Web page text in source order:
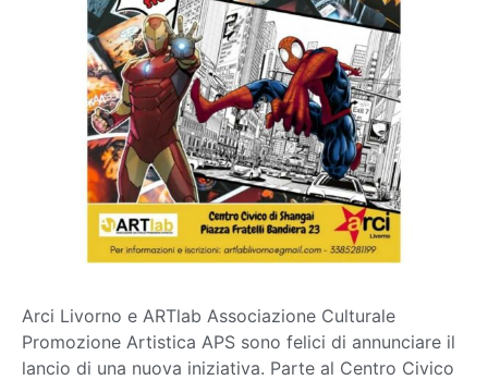
Arci Livorno e ARTlab Associazione Culturale
Promozione Artistica APS sono felici di annunciare il
lancio di una nuova iniziativa. Parte al Centro Civico